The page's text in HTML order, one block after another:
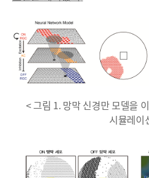
< 그림 1. 망막 신경만 모델을
시뮬레이